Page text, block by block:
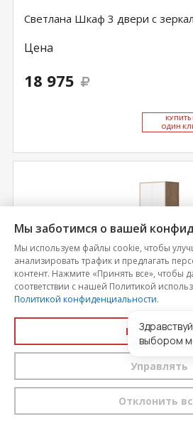
Светлана Шкаф 3 двери с
Цена
18 975
КУ­ПИТЬ
ОДИН
Шкаф для одежды Энтер
Мы заботимся о вашей
Мы используем файлы cookie, чтобы
анализировать трафик и предлагать
контент. Нажмите «Принять все», чтобы
соответствии с нашей Политикой
Политикой конфиденциальности.
Принять все
Управлять
Отклонить
выбором